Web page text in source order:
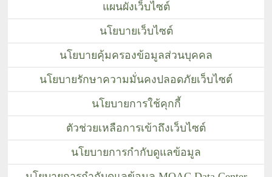
แผนผังเว็บไซต์
นโยบายเว็บไซต์
นโยบายคุ้มครองข้อมูลส่วนบุคคล
นโยบายรักษาความมั่นคงปลอดภัยเว็บไซต์
นโยบายการใช้คุกกี้
ตัวช่วยเหลือการเข้าถึงเว็บไซต์
นโยบายการกำกับดูแลข้อมูล